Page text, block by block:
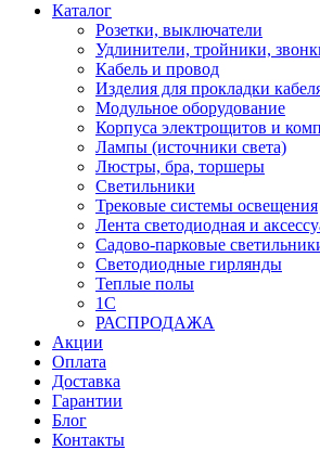
Каталог
Розетки, выключатели
Удлинители, тройники,
Кабель и провод
Изделия для прокладки
Модульное оборудование
Корпуса электрощитов и
Лампы (источники света)
Люстры, бра, торшеры
Светильники
Трековые системы освещения
Лента светодиодная и
Садово-парковые
Светодиодные гирлянды
Теплые полы
1С
РАСПРОДАЖА
Акции
Оплата
Доставка
Гарантии
Блог
Контакты